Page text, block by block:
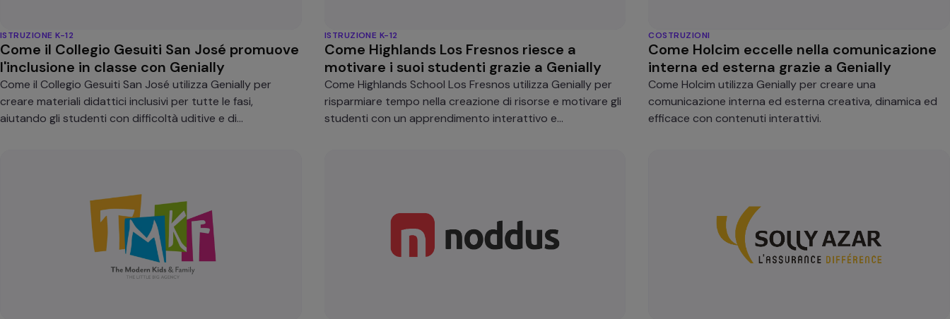
ISTRUZIONE K-12
Come il Collegio Gesuiti San José promuove
l'inclusione in classe con Genially
Come il Collegio Gesuiti San José utilizza Genially per
creare materiali didattici inclusivi per tutte le fasi,
aiutando gli studenti con difficoltà uditive e di
ISTRUZIONE K-12
Come Highlands Los Fresnos riesce a
motivare i suoi studenti grazie a Genially
Come Highlands School Los Fresnos utilizza Genially per
risparmiare tempo nella creazione di risorse e motivare gli
studenti con un apprendimento interattivo e
COSTRUZIONI
Come Holcim eccelle nella comunicazione
interna ed esterna grazie a Genially
Come Holcim utilizza Genially per creare una
comunicazione interna ed esterna creativa, dinamica ed
efficace con contenuti interattivi.